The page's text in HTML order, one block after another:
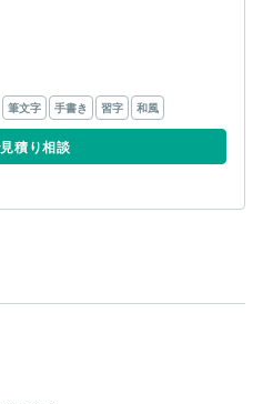
筆文字 手書き 習字 和風
積り相談